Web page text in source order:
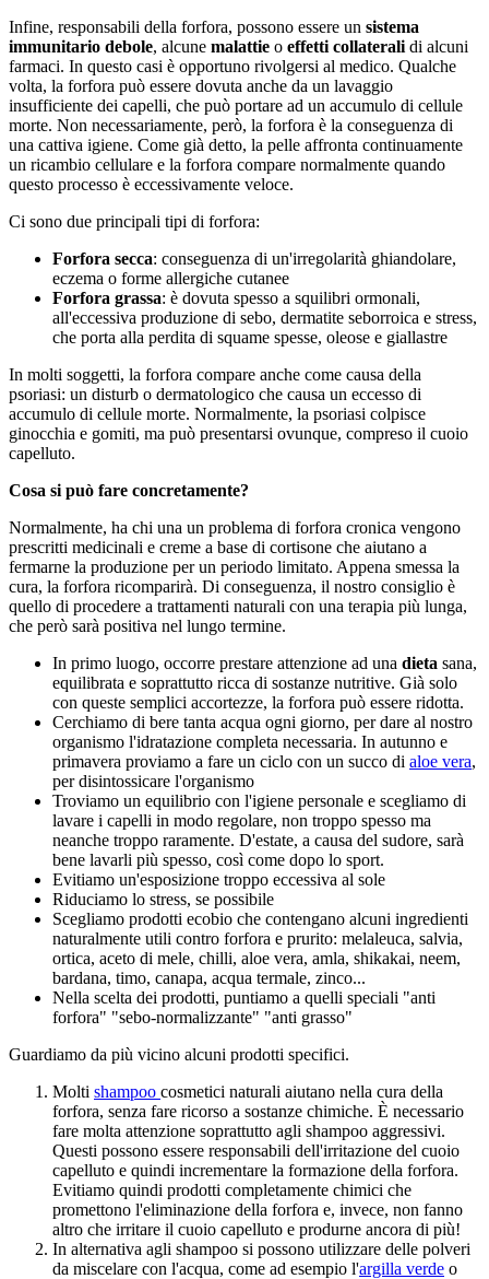
Infine, responsabili della forfora, possono essere un sistema
immunitario debole, alcune malattie o effetti collaterali di alcuni
farmaci. In questo casi è opportuno rivolgersi al medico. Qualche
volta, la forfora può essere dovuta anche da un lavaggio
insufficiente dei capelli, che può portare ad un accumulo di cellule
morte. Non necessariamente, però, la forfora è la conseguenza di
una cattiva igiene. Come già detto, la pelle affronta continuamente
un ricambio cellulare e la forfora compare normalmente quando
questo processo è eccessivamente veloce.
Ci sono due principali tipi di forfora:
Forfora secca: conseguenza di un'irregolarità ghiandolare,
eczema o forme allergiche cutanee
Forfora grassa: è dovuta spesso a squilibri ormonali,
all'eccessiva produzione di sebo, dermatite seborroica e stress,
che porta alla perdita di squame spesse, oleose e giallastre
In molti soggetti, la forfora compare anche come causa della
psoriasi: un disturb o dermatologico che causa un eccesso di
accumulo di cellule morte. Normalmente, la psoriasi colpisce
ginocchia e gomiti, ma può presentarsi ovunque, compreso il cuoio
capelluto.
Cosa si può fare concretamente?
Normalmente, ha chi una un problema di forfora cronica vengono
prescritti medicinali e creme a base di cortisone che aiutano a
fermarne la produzione per un periodo limitato. Appena smessa la
cura, la forfora ricomparirà. Di conseguenza, il nostro consiglio è
quello di procedere a trattamenti naturali con una terapia più lunga,
che però sarà positiva nel lungo termine.
In primo luogo, occorre prestare attenzione ad una dieta sana,
equilibrata e soprattutto ricca di sostanze nutritive. Già solo
con queste semplici accortezze, la forfora può essere ridotta.
Cerchiamo di bere tanta acqua ogni giorno, per dare al nostro
organismo l'idratazione completa necessaria. In autunno e
primavera proviamo a fare un ciclo con un succo di aloe vera,
per disintossicare l'organismo
Troviamo un equilibrio con l'igiene personale e scegliamo di
lavare i capelli in modo regolare, non troppo spesso ma
neanche troppo raramente. D'estate, a causa del sudore, sarà
bene lavarli più spesso, così come dopo lo sport.
Evitiamo un'esposizione troppo eccessiva al sole
Riduciamo lo stress, se possibile
Scegliamo prodotti ecobio che contengano alcuni ingredienti
naturalmente utili contro forfora e prurito: melaleuca, salvia,
ortica, aceto di mele, chilli, aloe vera, amla, shikakai, neem,
bardana, timo, canapa, acqua termale, zinco...
Nella scelta dei prodotti, puntiamo a quelli speciali "anti
forfora" "sebo-normalizzante" "anti grasso"
Guardiamo da più vicino alcuni prodotti specifici.
Molti shampoo cosmetici naturali aiutano nella cura della
forfora, senza fare ricorso a sostanze chimiche. È necessario
fare molta attenzione soprattutto agli shampoo aggressivi.
Questi possono essere responsabili dell'irritazione del cuoio
capelluto e quindi incrementare la formazione della forfora.
Evitiamo quindi prodotti completamente chimici che
promettono l'eliminazione della forfora e, invece, non fanno
altro che irritare il cuoio capelluto e produrne ancora di più!
In alternativa agli shampoo si possono utilizzare delle polveri
da miscelare con l'acqua, come ad esempio l'argilla verde o